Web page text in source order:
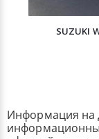
SUZUKI
Информация на